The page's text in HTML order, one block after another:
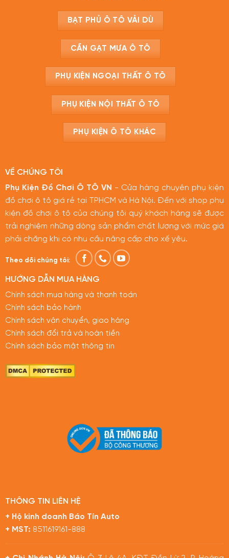
BẠT PHỦ Ô TÔ VẢI DÙ
CẦN GẠT MƯA Ô TÔ
PHỤ KIỆN NGOẠI THẤT Ô TÔ
PHỤ KIỆN NỘI THẤT Ô TÔ
PHỤ KIỆN Ô TÔ KHÁC
VỀ CHÚNG TÔI
Phụ Kiện Đồ Chơi Ô TÔ VN - Cửa hàng chuyên phụ kiện
đồ chơi ô tô giá rẻ tại TPHCM và Hà Nội. Đến với shop phụ
kiện đồ chơi ô tô của chúng tôi quý khách hàng sẽ được
trải nghiệm những dòng sản phẩm chất lượng với mức giá
phải chăng khi có nhu cầu nâng cấp cho xế yêu.
Theo dõi chúng tôi:
HƯỚNG DẪN MUA HÀNG
Chính sách mua hàng và thanh toán
Chính sách bảo hành
Chính sách vận chuyển, giao hàng
Chính sách đổi trả và hoàn tiền
Chính sách bảo mật thông tin
THÔNG TIN LIÊN HỆ
+ Hộ kinh doanh Báo Tín Auto
+ MST: 8511619161-888